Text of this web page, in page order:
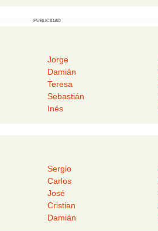
PUBLICIDAD
Jorge
Damián
Teresa
Sebastián
Inés
Sergio
Carlos
José
Cristian
Damián